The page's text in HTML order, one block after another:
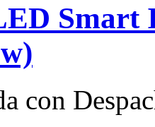
Smart
con